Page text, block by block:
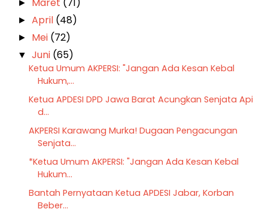
►
► April (48)
► Mei (72)
▼Juni (65)
Ketua Umum AKPERSI: "Jangan Ada Kesan Kebal
Hukum,...
Ketua APDESI DPD Jawa Barat Acungkan Senjata Api
d...
AKPERSI Karawang Murka! Dugaan Pengacungan
Senjata...
*Ketua Umum AKPERSI: "Jangan Ada Kesan Kebal
Hukum...
Bantah Pernyataan Ketua APDESI Jabar, Korban
Beber...